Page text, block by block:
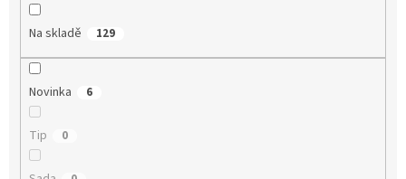
Na skladě 129
Novinka 6
Tip 0